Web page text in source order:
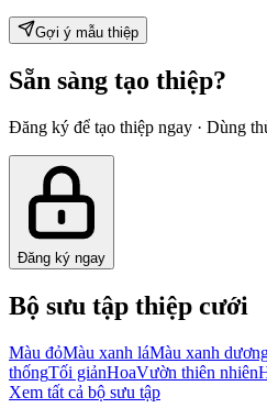
Gợi ý mẫu thiệp
Sẵn sàng tạo thiệp?
Đăng ký để tạo thiệp ngay · Dùng
Đăng ký ngay
Bộ sưu tập thiệp cưới
Màu đỏMàu xanh láMàu xanh
thốngTối giảnHoaVườn thiên nhiên
Xem tất cả bộ sưu tập